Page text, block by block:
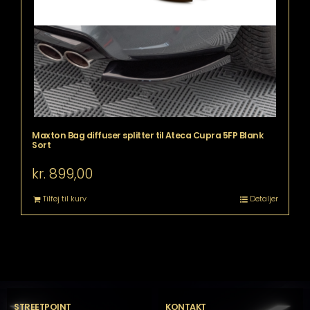
Maxton Bag diffuser splitter til Ateca Cupra 5FP Blank
Sort
kr. 899,00
Tilføj til kurv Detaljer
STREETPOINT KONTAKT